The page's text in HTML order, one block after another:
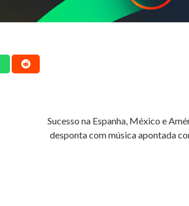
Sucesso na Espanha, México e
desponta com música apontada